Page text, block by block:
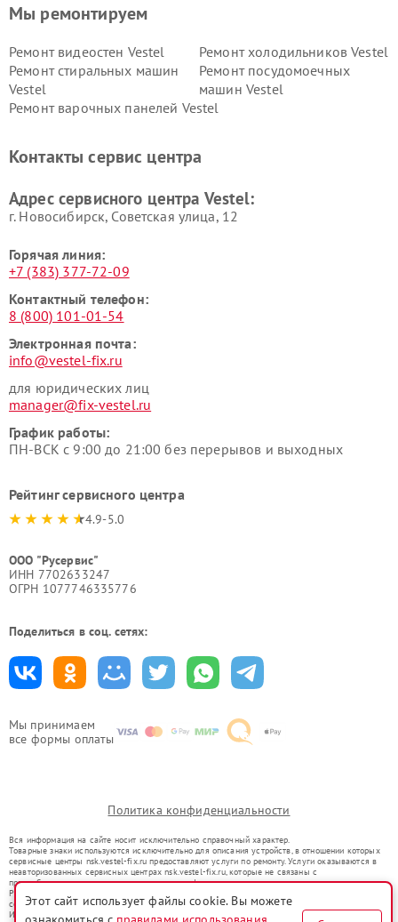
Мы принимаем
все формы оплаты
Мы ремонтируем
Ремонт видеостен Vestel
Ремонт холодильников Vestel
Ремонт стиральных машин
Vestel
Ремонт посудомоечных
машин Vestel
Ремонт варочных панелей Vestel
Контакты сервис центра
Адрес сервисного центра Vestel:
г. Новосибирск, Советская улица, 12
Горячая линия:
+7 (383) 377-72-09
Контактный телефон:
8 (800) 101-01-54
Электронная почта:
info@vestel-fix.ru
для юридических лиц
manager@fix-vestel.ru
График работы:
ПН-ВСК с 9:00 до 21:00 без перерывов и выходных
Рейтинг сервисного центра
4.9-5.0
ООО "Русервис"
ИНН 7702633247
ОГРН 1077746335776
Поделиться в соц. сетях:
Политика конфиденциальности
Вся информация на сайте носит исключительно справочный характер.
Товарные знаки используются исключительно для описания устройств, в отношении которых
сервисные центры nsk.vestel-fix.ru предоставляют услуги по ремонту. Услуги оказываются в
неавторизованных сервисных центрах nsk.vestel-fix.ru, которые не связаны с
правообладателями товарных знаков или их официальными представителями.
Ремонт осуществляется для устройств, уже введенных в гражданский оборот в соответствии
со статьей 1487 ГК РФ.
Использование товарных знаков не преследует цели индивидуализации услуг или введения
Этот сайт использует файлы cookie. Вы можете